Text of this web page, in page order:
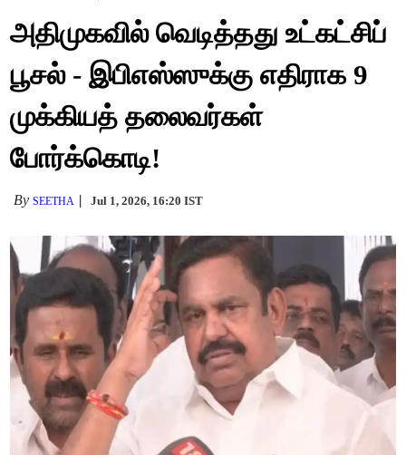
அதிமுகவில் வெடித்தது உட்கட்சிப்
பூசல் - இபிஎஸ்ஸுக்கு எதிராக 9
முக்கியத் தலைவர்கள்
போர்க்கொடி!
BySEETHA Jul 1, 2026, 16:20 IST